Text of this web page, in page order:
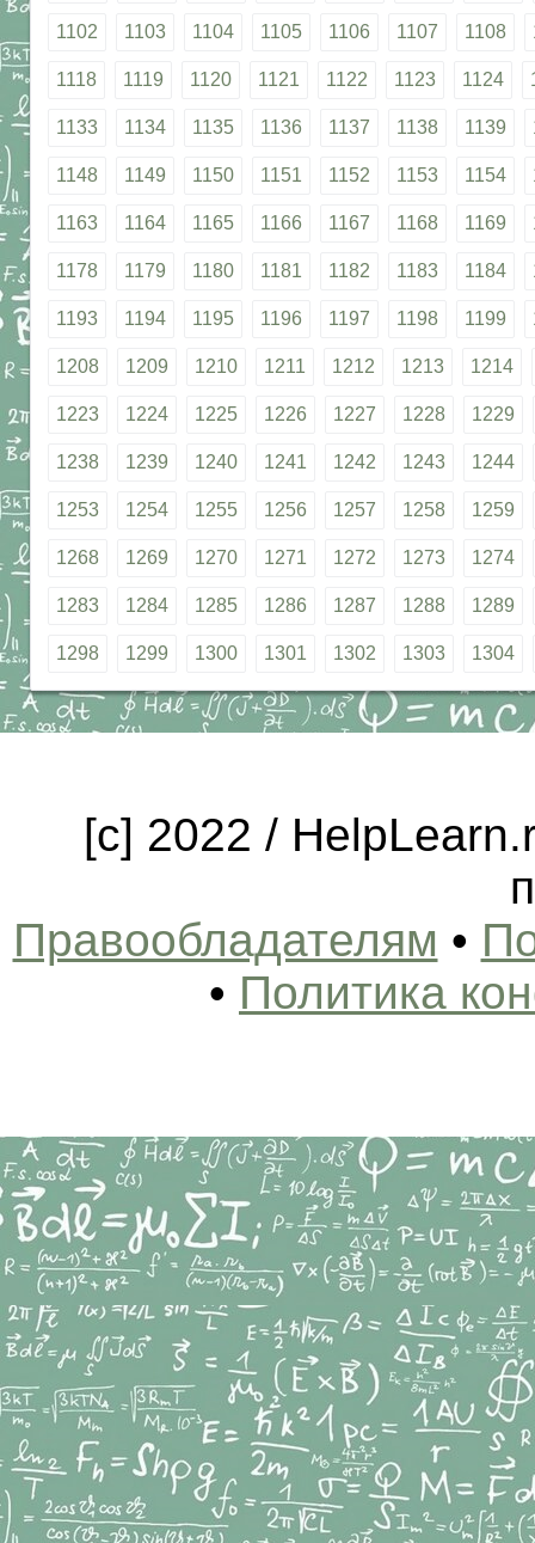
1102 1103 1104 1105 1106 1107 1108
1118 1119 1120 1121 1122 1123 1124
1133 1134 1135 1136 1137 1138 1139
1148 1149 1150 1151 1152 1153 1154
1163 1164 1165 1166 1167 1168 1169
1178 1179 1180 1181 1182 1183 1184
1193 1194 1195 1196 1197 1198 1199
1208 1209 1210 1211 1212 1213 1214
1223 1224 1225 1226 1227 1228 1229
1238 1239 1240 1241 1242 1243 1244
1253 1254 1255 1256 1257 1258 1259
1268 1269 1270 1271 1272 1273 1274
1283 1284 1285 1286 1287 1288 1289
1298 1299 1300 1301 1302 1303 1304
[c] 2022 /
Правообладателям •
• Политика